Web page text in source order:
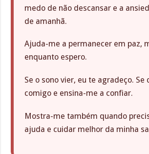
medo de não descansar e a
de amanhã.
Ajuda-me a permanecer em paz,
enquanto espero.
Se o sono vier, eu te agradeço. Se
comigo e ensina-me a confiar.
Mostra-me também quando
ajuda e cuidar melhor da minha